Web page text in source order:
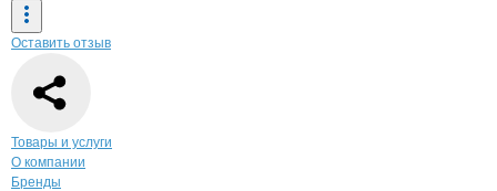
Оставить отзыв
Навигация по странице
Товары и услуги
О компании
Бренды